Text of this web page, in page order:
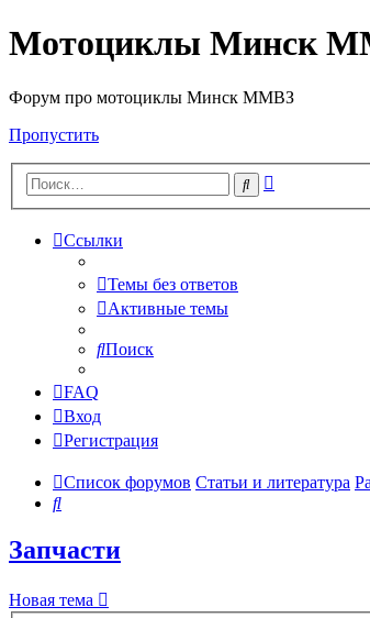
Мотоциклы Минск
Форум про мотоциклы Минск ММВЗ
Пропустить
Поиск
Ссылки
Темы без ответов
Активные темы
Поиск
FAQ
Вход
Регистрация
Список форумов Статьи и литература
Поиск
Запчасти
Новая тема